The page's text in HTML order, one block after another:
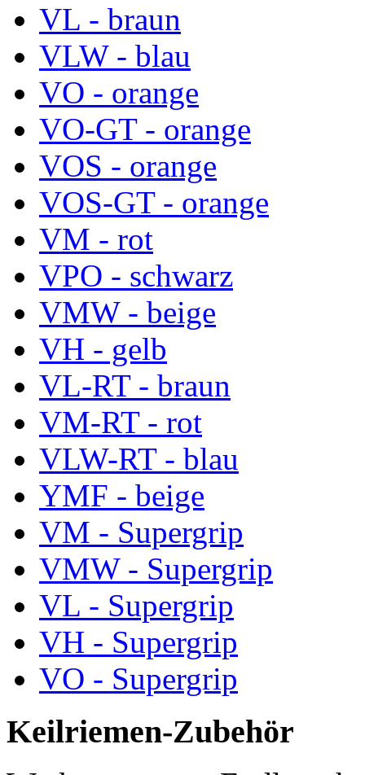
VL - braun
VLW - blau
VO - orange
VO-GT - orange
VOS - orange
VOS-GT - orange
VM - rot
VPO - schwarz
VMW - beige
VH - gelb
VL-RT - braun
VM-RT - rot
VLW-RT - blau
YMF - beige
VM - Supergrip
VMW - Supergrip
VL - Supergrip
VH - Supergrip
VO - Supergrip
Keilriemen-Zubehör